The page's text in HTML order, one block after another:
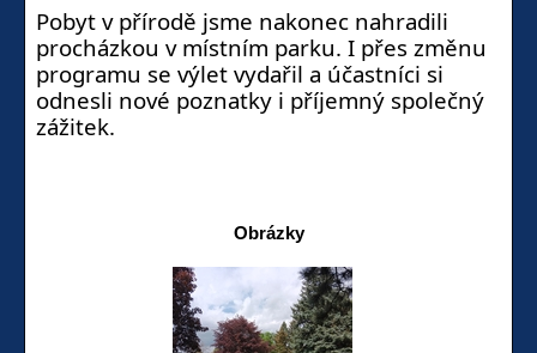
Pobyt v přírodě jsme nakonec nahradili
procházkou v místním parku. I přes změnu
programu se výlet vydařil a účastníci si
odnesli nové poznatky i příjemný společný
zážitek.
Obrázky